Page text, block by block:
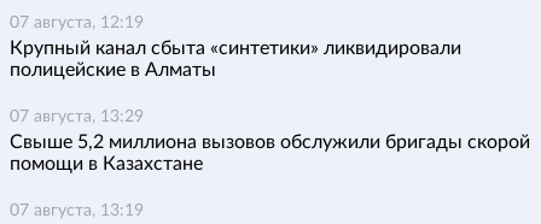
07 августа, 12:19
Крупный канал сбыта «синтетики» ликвидировали
полицейские в Алматы
07 августа, 13:29
Свыше 5,2 миллиона вызовов обслужили бригады скорой
помощи в Казахстане
07 августа, 13:19